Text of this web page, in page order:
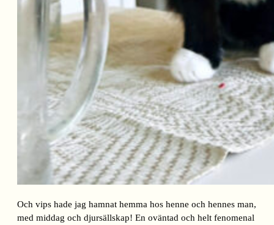
Och vips hade jag hamnat hemma hos henne och hennes man,
med middag och djursällskap! En oväntad och helt fenomenal